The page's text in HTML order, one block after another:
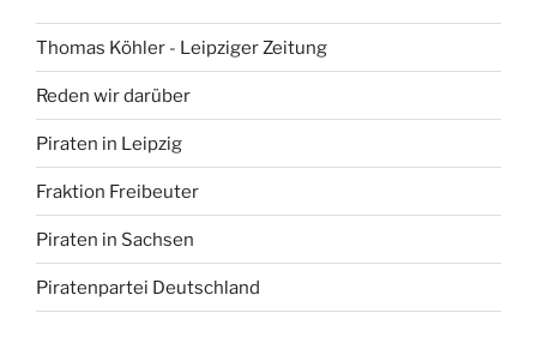
Thomas Köhler - Leipziger Zeitung
Reden wir darüber
Piraten in Leipzig
Fraktion Freibeuter
Piraten in Sachsen
Piratenpartei Deutschland